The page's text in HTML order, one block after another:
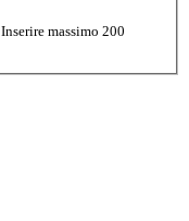
Inserire massimo 200